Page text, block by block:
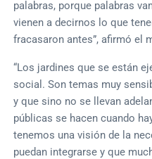
palabras, porque palabras
vienen a decirnos lo que
fracasaron antes”, afirmó el
“Los jardines que se están
social. Son temas muy
y que sino no se llevan
públicas se hacen cuando
tenemos una visión de la
puedan integrarse y que